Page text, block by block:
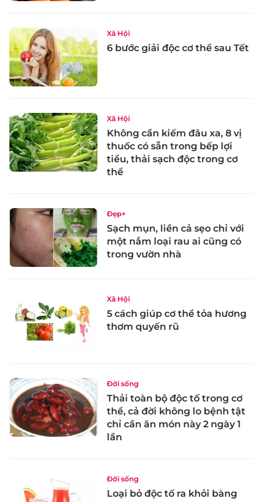
Xã Hội
6 bước giải độc cơ thể sau Tết
Xã Hội
Không cần kiếm đâu xa, 8 vị
thuốc có sẵn trong bếp lợi
tiểu, thải sạch độc trong cơ
thể
Đẹp+
Sạch mụn, liền cả sẹo chỉ với
một nắm loại rau ai cũng có
trong vườn nhà
Xã Hội
5 cách giúp cơ thể tỏa hương
thơm quyến rũ
Đời sống
Thải toàn bộ độc tố trong cơ
thể, cả đời không lo bệnh tật
chỉ cần ăn món này 2 ngày 1
lần
Đời sống
Loại bỏ độc tố ra khỏi bàng